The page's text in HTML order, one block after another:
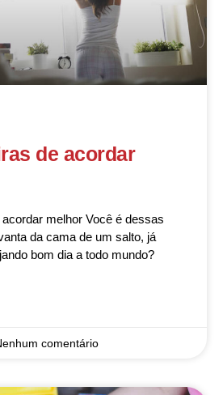
de acordar
melhor Você é dessas
da cama de um salto, já
bom dia a todo mundo?
comentário